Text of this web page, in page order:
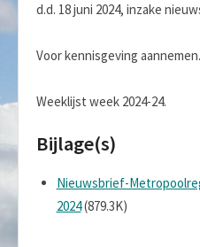
d.d. 18 juni 2024, inzake
Voor kennisgeving aannemen.
Weeklijst week 2024-24.
Bijlage(s)
Nieuwsbrief-
2024(879.3K)